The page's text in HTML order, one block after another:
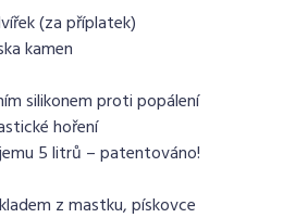
(za příplatek)
kamen
silikonem proti popálení
hoření
5 litrů – patentováno!
z mastku, pískovce